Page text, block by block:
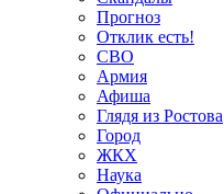
Прогноз
Отклик есть!
СВО
Армия
Афиша
Глядя из Ростова
Город
ЖКХ
Наука